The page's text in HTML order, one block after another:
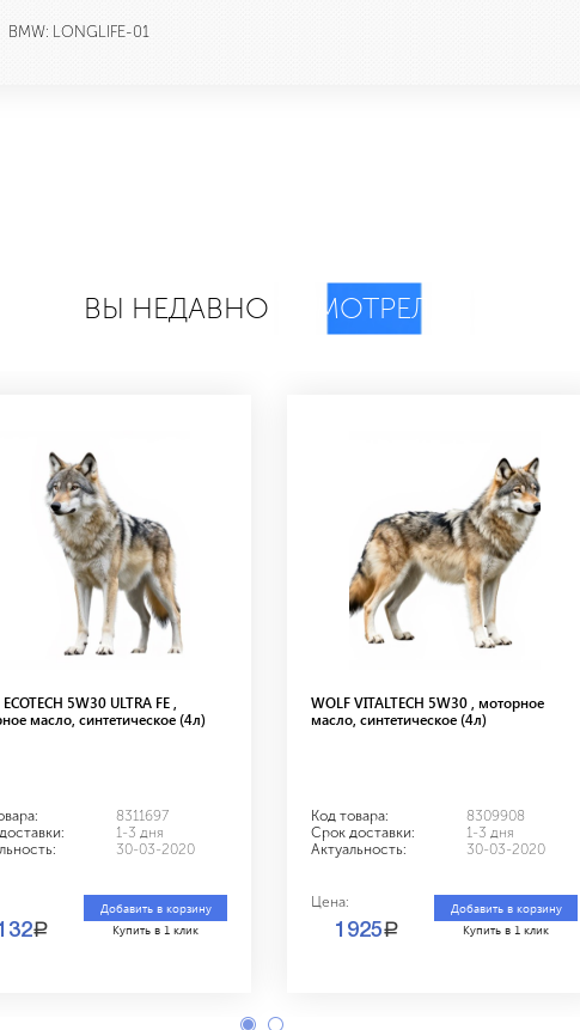
BMW: LONGLIFE-01
ВЫ НЕДАВНО СМОТРЕЛИ
5W30 ULTRA FE ,
масло, синтетическое (4л)
8311697
1-3 дня
30-03-2020
a
Добавить в корзину
Купить в 1 клик
WOLF VITALTECH 5W30 , моторное
масло, синтетическое (4л)
Код товара:
8309908
Срок доставки:
1-3 дня
Актуальность:
30-03-2020
Цена:
1925a
Добавить в корзину
Купить в 1 клик